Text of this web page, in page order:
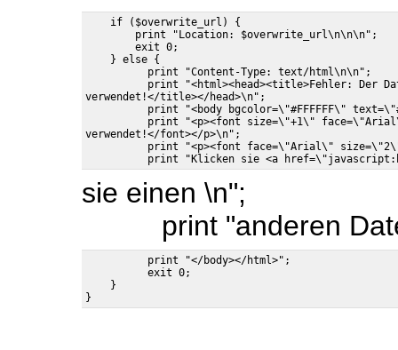
if ($overwrite_url) {
print "Location: $overwrite_url\n\n\n";
exit 0;
} else {
print "Content-Type: text/html\n\n";
print "<html><head><title>Fehler: Der
verwendet!</title></head>\n";
print "<body bgcolor=\"#FFFFFF\"
print "<p><font size=\"+1\"
verwendet!</font></p>\n";
print "<p><font face=\"Arial\"
sie einen \n";
print "anderen
print "</body></html>";
exit 0;
}